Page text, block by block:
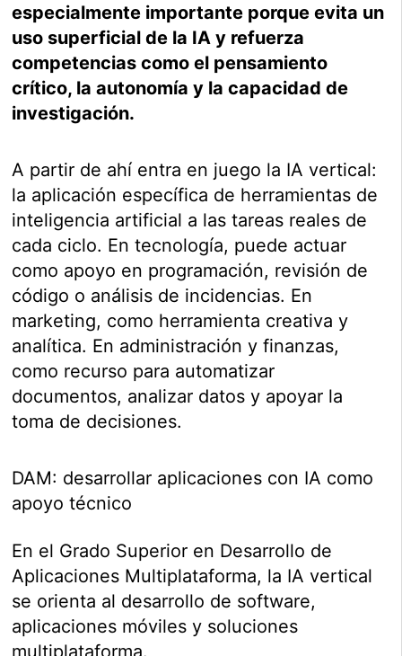
especialmente importante porque evita un
uso superficial de la IA y refuerza
competencias como el pensamiento
crítico, la autonomía y la capacidad de
investigación.
A partir de ahí entra en juego la IA vertical:
la aplicación específica de herramientas de
inteligencia artificial a las tareas reales de
cada ciclo. En tecnología, puede actuar
como apoyo en programación, revisión de
código o análisis de incidencias. En
marketing, como herramienta creativa y
analítica. En administración y finanzas,
como recurso para automatizar
documentos, analizar datos y apoyar la
toma de decisiones.
DAM: desarrollar aplicaciones con IA como
apoyo técnico
En el Grado Superior en Desarrollo de
Aplicaciones Multiplataforma, la IA vertical
se orienta al desarrollo de software,
aplicaciones móviles y soluciones
multiplataforma.